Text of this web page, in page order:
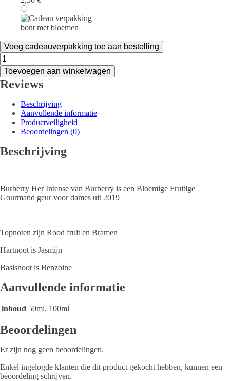
Voeg cadeauverpakking toe aan bestelling
Burberry
Her
Intense
Eau
Parfum
Intense
aantal
Toevoegen aan winkelwagen
Reviews
Beschrijving
Aanvullende informatie
Productveiligheid
Beoordelingen (0)
Beschrijving
Burberry Her Intense van Burberry is een Bloemige Fruitige
Gourmand geur voor dames uit 2019
Topnoten zijn Rood fruit en Bramen
Hartnoot is Jasmijn
Basisnoot is Benzoine
Aanvullende informatie
inhoud 50ml, 100ml
Beoordelingen
Er zijn nog geen beoordelingen.
Enkel ingelogde klanten die dit product gekocht hebben, kunnen een
beoordeling schrijven.